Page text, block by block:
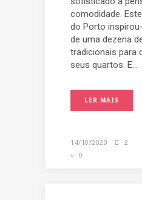
comodidade.
do Porto
de uma dezena
tradicionais para
seus quartos. E...
LER MAIS
14/10/2020
2
0